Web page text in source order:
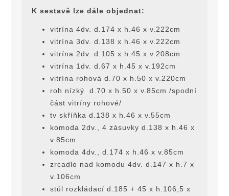
K sestavĕ lze dále objednat:
vitrína 4dv. d.174 x h.46 x v.222cm
vitrína 3dv. d.138 x h.46 x v.222cm
vitrína 2dv. d.105 x h.45 x v.208cm
vitrína 1dv. d.67 x h.45 x v.192cm
vitrína rohová d.70 x h.50 x v.220cm
roh nízký d.70 x h.50 x v.85cm /spodní
část vitríny rohové/
tv skříňka d.138 x h.46 x v.55cm
komoda 2dv., 4 zásuvky d.138 x h.46 x
v.85cm
komoda 4dv., d.174 x h.46 x v.85cm
zrcadlo nad komodu 4dv. d.147 x h.7 x
v.106cm
stůl rozkládací d.185 + 45 x h.106,5 x